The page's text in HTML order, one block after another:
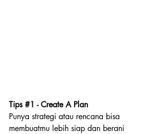
Tips #1 - Create A Plan
Punya strategi atau rencana bisa
membuatmu lebih siap dan berani